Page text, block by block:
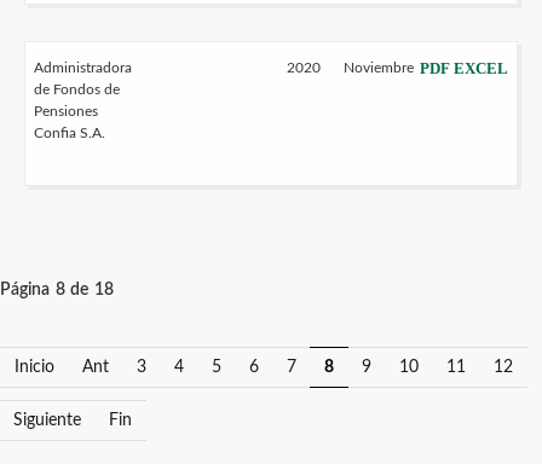
Administradora
de Fondos de
Pensiones
Confia S.A.
2020 Noviembre PDF EXCEL
Página 8 de 18
Inicio Ant 3 4 5 6 7 8 9 10 11 12
Siguiente Fin